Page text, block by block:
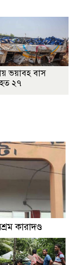
ভয়াবহ বাস
২৭
কারাদণ্ড